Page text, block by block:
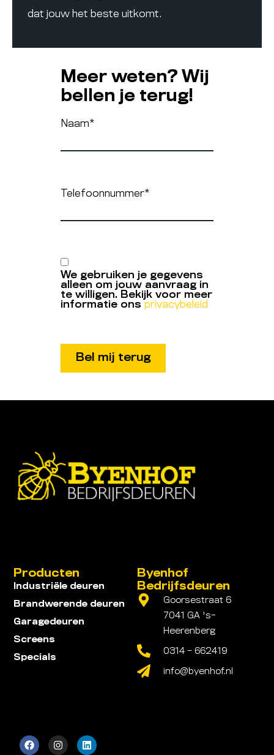
dat jouw het beste uitkomt.
Meer weten? Wij
bellen je terug!
Naam*
Telefoonnummer*
We gebruiken je gegevens
alleen om jouw aanvraag in
te willigen. Bekijk voor meer
informatie ons privacybeleid
Byenhof
Bedrijfsdeuren
Goorsestraat 6
7041 GA 's-
Heerenberg
0314 - 662419
info@byenhof.nl
Producten
Industriële deuren
Brandwerende deuren
Garagedeuren
Screens
Specials